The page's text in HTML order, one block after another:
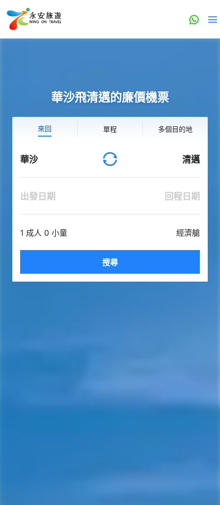
華沙飛清邁的廉價機票
來回 單程 多個目的地
華沙 清邁
出發日期 回程日期
1 成人 0 小童 經濟艙
搜尋